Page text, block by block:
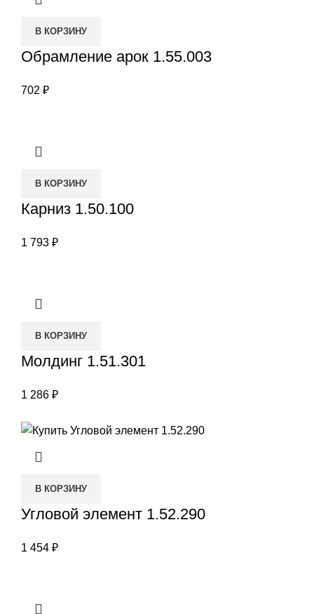
В КОРЗИНУ
Обрамление арок 1.55.003
702 ₽
В КОРЗИНУ
Карниз 1.50.100
1 793 ₽
В КОРЗИНУ
Молдинг 1.51.301
1 286 ₽
В КОРЗИНУ
Угловой элемент 1.52.290
1 454 ₽